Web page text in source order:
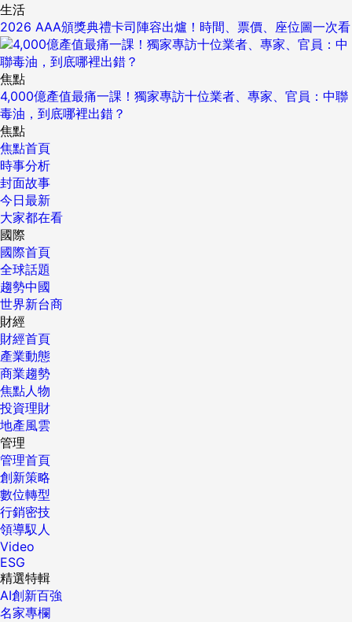
生活
2026 AAA頒獎典禮卡司陣容出爐！時間、票價、座位圖一次看
焦點
4,000億產值最痛一課！獨家專訪十位業者、專家、官員：中聯
毒油，到底哪裡出錯？
焦點
焦點首頁
時事分析
封面故事
今日最新
大家都在看
國際
國際首頁
全球話題
趨勢中國
世界新台商
財經
財經首頁
產業動態
商業趨勢
焦點人物
投資理財
地產風雲
管理
管理首頁
創新策略
數位轉型
行銷密技
領導馭人
Video
ESG
精選特輯
AI創新百強
名家專欄